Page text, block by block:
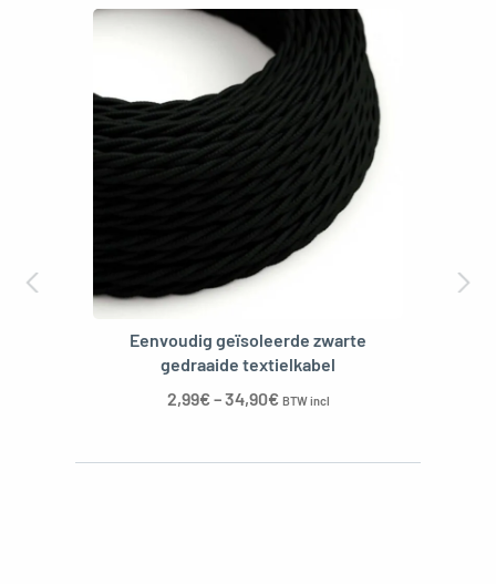
Eenvoudig geïsoleerde zwarte
gedraaide textielkabel
2,99€–34,90€ BTW incl